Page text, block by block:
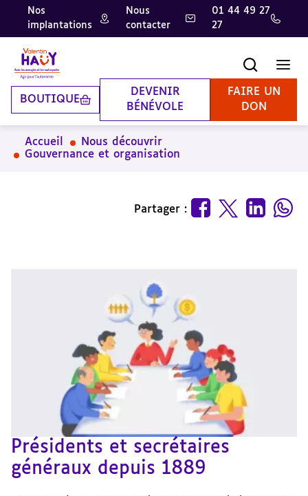
Aller
contenu
principal
Aller
pied
de
page
Aller
la
recherche
Nos
implantations
Nous
contacter
01 44 49 27
27
BOUTIQUE
DEVENIR
BÉNÉVOLE
FAIRE UN
DON
Accueil
Nous découvrir
Gouvernance et organisation
Partager :
Présidents et secrétaires
généraux depuis 1889